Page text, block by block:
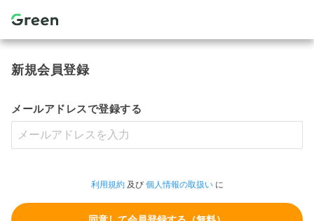
新規会員登録
メールアドレスで登録する
利用規約及び 個人情報の取扱いに